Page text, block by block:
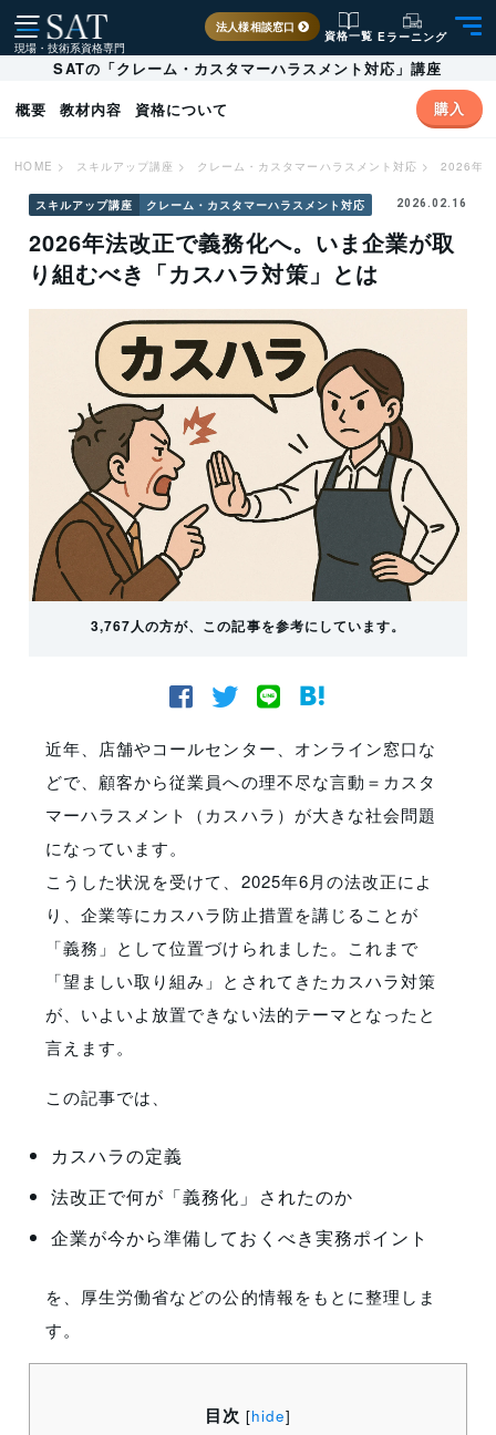
現場・技術系資格専門
法人様相談窓口
資格一覧 Eラーニング
SATの「クレーム・カスタマーハラスメント対応」講座
概要
教材内容 資格について 購入
HOME > スキルアップ講座 > クレーム・カスタマーハラスメント対応 > 2026年
スキルアップ講座 クレーム・カスタマーハラスメント対応 2026.02.16
2026年法改正で義務化へ。いま企業が取
り組むべき「カスハラ対策」とは
3,767人の方が、この記事を参考にしています。
近年、店舗やコールセンター、オンライン窓口な
どで、顧客から従業員への理不尽な言動＝カスタ
マーハラスメント（カスハラ）が大きな社会問題
になっています。
こうした状況を受けて、2025年6月の法改正によ
り、企業等にカスハラ防止措置を講じることが
「義務」として位置づけられました。これまで
「望ましい取り組み」とされてきたカスハラ対策
が、いよいよ放置できない法的テーマとなったと
言えます。
この記事では、
カスハラの定義
法改正で何が「義務化」されたのか
企業が今から準備しておくべき実務ポイント
を、厚生労働省などの公的情報をもとに整理しま
す。
目次 [hide]